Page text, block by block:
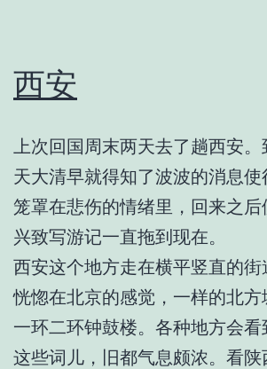
西安
上次回国周末两天去了趟西安
天大清早就得知了波波的消息
笼罩在悲伤的情绪里，回来之
兴致写游记一直拖到现在。
西安这个地方走在横平竖直的
恍惚在北京的感觉，一样的北
一环二环钟鼓楼。各种地方会
这些词儿，旧都气息颇浓。看